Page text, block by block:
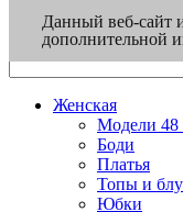
Женская
Модели 48
Боди
Платья
Топы и
Юбки
Данный веб-сайт
дополнительной